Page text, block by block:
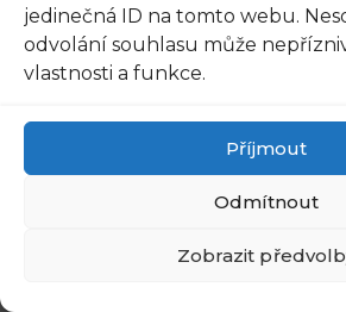
jedinečná ID na tomto webu.
odvolání souhlasu může
vlastnosti a funkce.
Příjmout
Odmítnout
Zobrazit
PLAIN...